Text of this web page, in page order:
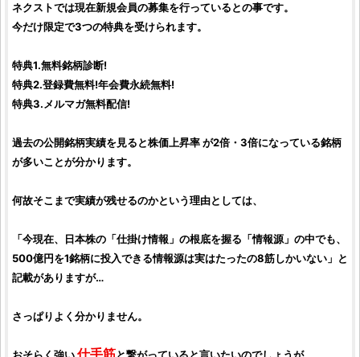
ネクストでは現在新規会員の募集を行っているとの事です。
今だけ限定で3つの特典を受けられます。
特典1.無料銘柄診断!
特典2.登録費無料!年会費永続無料!
特典3.メルマガ無料配信!
過去の公開銘柄実績を見ると株価上昇率 が2倍・3倍になっている銘柄
が多いことが分かります。
何故そこまで実績が残せるのかという理由としては、
「今現在、 日本株の「仕掛け情報」の根底を握る「情報源」の中でも、
500億円を1銘柄に投入できる情報源は実はたったの8筋しかいない」と
記載がありますが…
さっぱりよく分かりません。
仕手筋